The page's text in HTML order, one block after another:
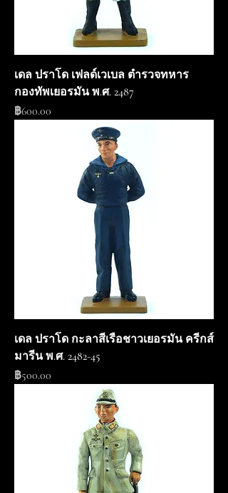
เดล ปราโด เฟลด์เวเบล ตำรวจทหาร
กองทัพเยอรมัน พ.ศ. 2487
ราคา
฿600.00
เดล ปราโด กะลาสีเรือชาวเยอรมัน ครีกส์
มารีน พ.ศ. 2482-45
ราคา
฿500.00